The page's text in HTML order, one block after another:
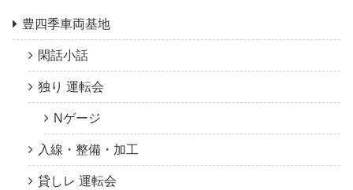
豊四季車両基地
閑話小話
独り 運転会
Nゲージ
入線・整備・加工
貸しレ 運転会